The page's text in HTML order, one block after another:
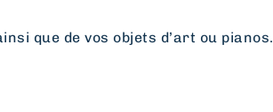
que de vos objets d’art ou pianos.